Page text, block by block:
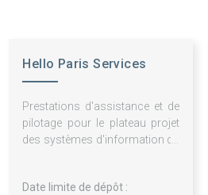
Hello Paris Services
Prestations d'assistance et de
pilotage pour le plateau projet
des systèmes d'information du
Date limite de dépôt :